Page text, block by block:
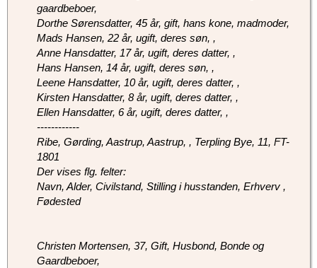
gaardbeboer,
Dorthe Sørensdatter, 45 år, gift, hans kone, madmoder,
Mads Hansen, 22 år, ugift, deres søn, ,
Anne Hansdatter, 17 år, ugift, deres datter, ,
Hans Hansen, 14 år, ugift, deres søn, ,
Leene Hansdatter, 10 år, ugift, deres datter, ,
Kirsten Hansdatter, 8 år, ugift, deres datter, ,
Ellen Hansdatter, 6 år, ugift, deres datter, ,
------------
Ribe, Gørding, Aastrup, Aastrup, , Terpling Bye, 11, FT-
1801
Der vises flg. felter:
Navn, Alder, Civilstand, Stilling i husstanden, Erhverv ,
Fødested
Christen Mortensen, 37, Gift, Husbond, Bonde og
Gaardbeboer,